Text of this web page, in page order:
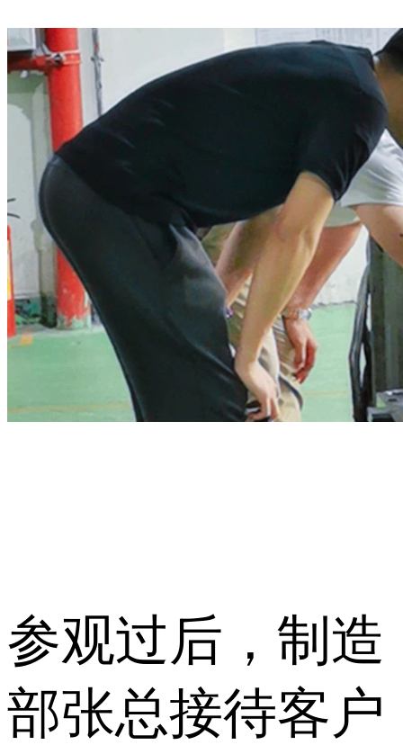
参观过后，制造
部张总接待客户